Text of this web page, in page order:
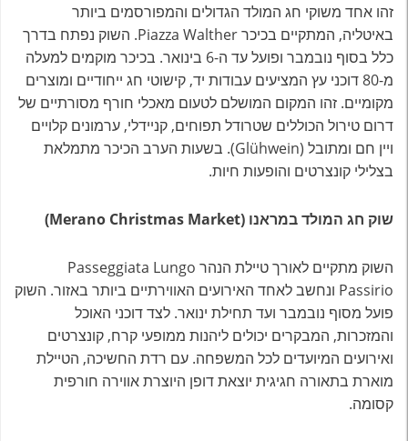
זהו אחד משוקי חג המולד הגדולים והמפורסמים ביותר
באיטליה, המתקיים בכיכר Piazza Walther. השוק נפתח בדרך
כלל בסוף נובמבר ופועל עד ה-6 בינואר. בכיכר מוקמים למעלה
מ-80 דוכני עץ המציעים עבודות יד, קישוטי חג ייחודיים ומוצרים
מקומיים. זהו המקום המושלם לטעום מאכלי חורף מסורתיים של
דרום טירול הכוללים שטרודל תפוחים, קניידלי, ערמונים קלויים
ויין חם ומתובל (Glühwein). בשעות הערב הכיכר מתמלאת
בצלילי קונצרטים והופעות חיות.
שוק חג המולד במראנו (Merano Christmas Market)
השוק מתקיים לאורך טיילת הנהר Passeggiata Lungo
Passirio ונחשב לאחד האירועים האווירתיים ביותר באזור. השוק
פועל מסוף נובמבר ועד תחילת ינואר. לצד דוכני האוכל
והמזכרות, המבקרים יכולים ליהנות ממופעי קרח, קונצרטים
ואירועים המיועדים לכל המשפחה. עם רדת החשיכה, הטיילת
מוארת בתאורה חגיגית יוצאת דופן היוצרת אווירה חורפית
קסומה.